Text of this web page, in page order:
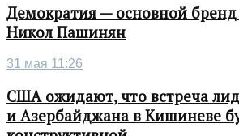
Демократия — основной
Никол Пашинян
31 мая 11:26
США ожидают, что встреча
и Азербайджана в Кишиневе